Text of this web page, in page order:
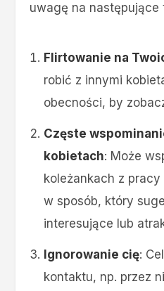
uwagę na
Flirtowanie na
robić z innymi
obecności, by
Częste
kobietach: Może
koleżankach z
w sposób, który
interesujące lub
Ignorowanie cię:
kontaktu, np. przez